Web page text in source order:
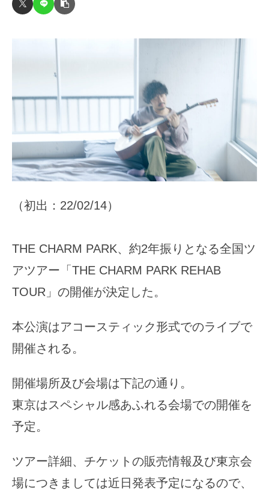
（初出：22/02/14）
THE CHARM PARK、約2年振りとなる全国ツ
アツアー「THE CHARM PARK REHAB
TOUR」の開催が決定した。
本公演はアコースティック形式でのライブで
開催される。
開催場所及び会場は下記の通り。
東京はスペシャル感あふれる会場での開催を
予定。
ツアー詳細、チケットの販売情報及び東京会
場につきましては近日発表予定になるので、